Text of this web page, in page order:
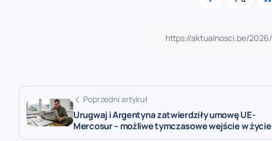
Poprzedni artykuł
Urugwaj i Argentyna zatwierdziły umowę UE-
Mercosur – możliwe tymczasowe wejście w życie